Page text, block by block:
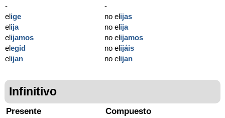
-
elige
elija
elijamos
elegid
elijan
-
no elijas
no elija
no elijamos
no elijáis
no elijan
Infinitivo
Presente Compuesto